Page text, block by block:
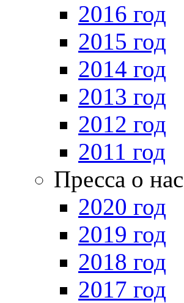
2016 год
2015 год
2014 год
2013 год
2012 год
2011 год
Пресса о нас
2020 год
2019 год
2018 год
2017 год